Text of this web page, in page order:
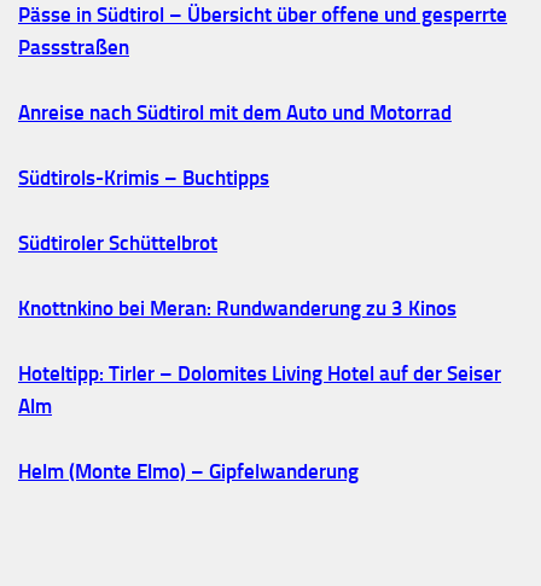
Pässe in Südtirol – Übersicht über offene und gesperrte
Passstraßen
Anreise nach Südtirol mit dem Auto und Motorrad
Südtirols-Krimis – Buchtipps
Südtiroler Schüttelbrot
Knottnkino bei Meran: Rundwanderung zu 3 Kinos
Hoteltipp: Tirler – Dolomites Living Hotel auf der Seiser
Alm
Helm (Monte Elmo) – Gipfelwanderung